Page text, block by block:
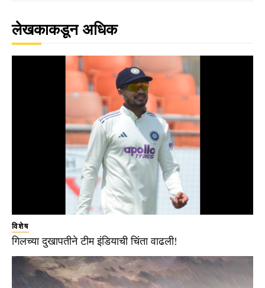
लेखकाकडून अधिक
विशेष
गिलच्या दुखापतीने टीम इंडियाची चिंता वाढली!